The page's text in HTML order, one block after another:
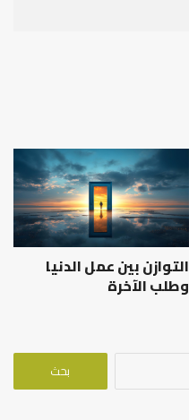
التوازن بين عمل الدنيا
وطلب الآخرة
البحث